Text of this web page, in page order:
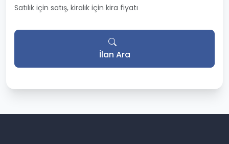
Satılık için satış, kiralık için kira fiyatı
İlan Ara